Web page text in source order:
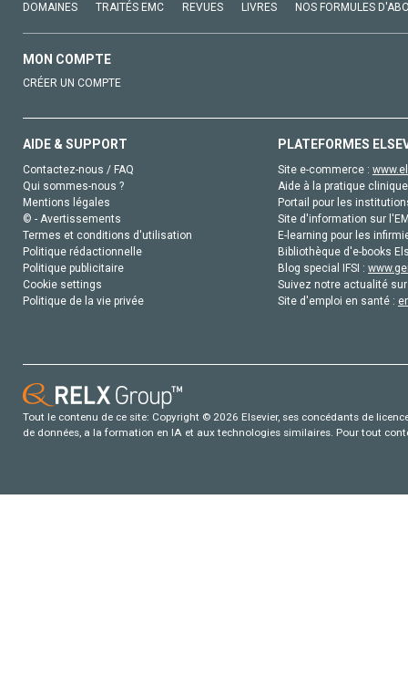
DOMAINES TRAITÉS EMC REVUES LIVRES NOS FORMULES
MON COMPTE
CRÉER UN COMPTE
AIDE & SUPPORT
Contactez-nous / FAQ
Qui sommes-nous ?
Mentions légales
© - Avertissements
Termes et conditions d'utilisation
Politique rédactionnelle
Politique publicitaire
Cookie settings
Politique de la vie privée
PLATEFORMES
Site e-commerce :
Aide à la pratique
Portail pour les
Site d'information sur
E-learning pour les
Bibliothèque d'e-books
Blog special IFSI :
Suivez notre actualité
Site d'emploi en santé :
Tout le contenu de ce site: Copyright © 2026 Elsevier, ses concédants de
de données, a la formation en IA et aux technologies similaires. Pour tout